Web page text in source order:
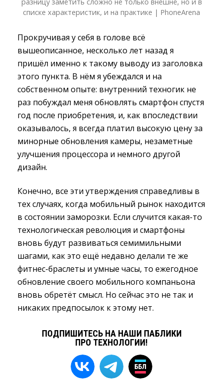
списке характеристик, и на практике | PhoneArena
Прокручивая у себя в голове всё
вышеописанное, несколько лет назад я
пришёл именно к такому выводу из заголовка
этого пункта. В нём я убеждался и на
собственном опыте: внутренний техногик не
раз побуждал меня обновлять смартфон спустя
год после приобретения, и, как впоследствии
оказывалось, я всегда платил высокую цену за
минорные обновления камеры, незаметные
улучшения процессора и немного другой
дизайн.
Конечно, все эти утверждения справедливы в
тех случаях, когда мобильный рынок находится
в состоянии заморозки. Если случится какая-то
технологическая революция и смартфоны
вновь будут развиваться семимильными
шагами, как это ещё недавно делали те же
фитнес-браслеты и умные часы, то ежегодное
обновление своего мобильного компаньона
вновь обретёт смысл. Но сейчас это не так и
никаких предпосылок к этому нет.
ПОДПИШИТЕСЬ НА НАШИ ПАБЛИКИ
ПРО ТЕХНОЛОГИИ!